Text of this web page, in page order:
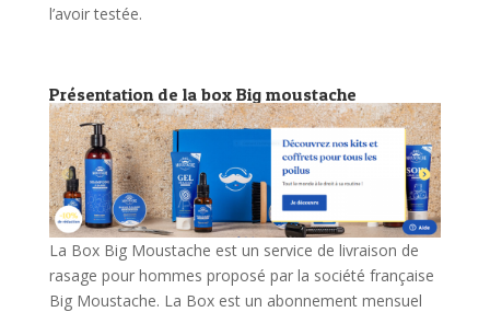
l’avoir testée.
Présentation de la box Big moustache
La Box Big Moustache est un service de livraison de
rasage pour hommes proposé par la société française
Big Moustache. La Box est un abonnement mensuel